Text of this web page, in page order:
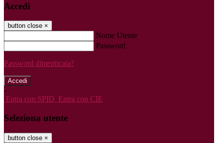
Accedi
button close ×
Nome Utente
Password
Password dimenticata?
-
Entra con SPID Entra con CIE
Seleziona utente
button close ×